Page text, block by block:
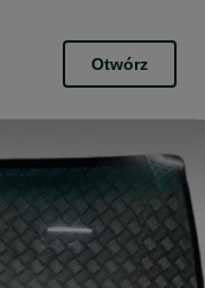
Otwórz